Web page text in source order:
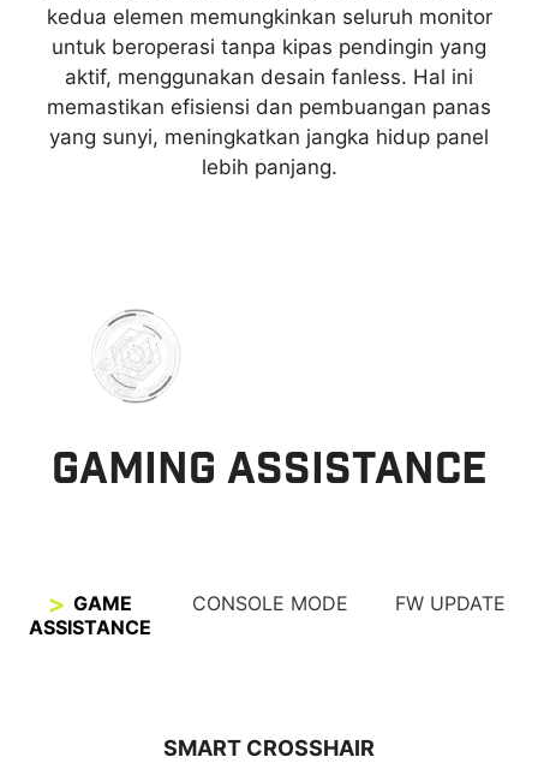
kedua elemen memungkinkan seluruh monitor
untuk beroperasi tanpa kipas pendingin yang
aktif, menggunakan desain fanless. Hal ini
memastikan efisiensi dan pembuangan panas
yang sunyi, meningkatkan jangka hidup panel
lebih panjang.
GAMING ASSISTANCE
GAME
ASSISTANCE
CONSOLE MODE FW UPDATE
SMART CROSSHAIR
VRR